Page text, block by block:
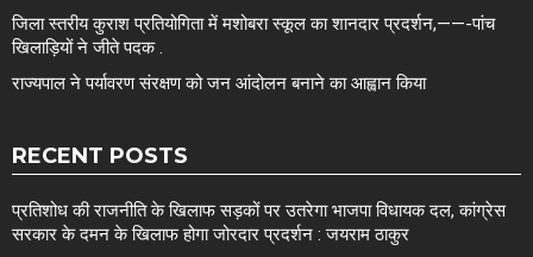
जिला स्तरीय कुराश प्रतियोगिता में मशोबरा स्कूल का शानदार प्रदर्शन,——-पांच
खिलाड़ियों ने जीते पदक .
राज्यपाल ने पर्यावरण संरक्षण को जन आंदोलन बनाने का आह्वान किया
RECENT POSTS
प्रतिशोध की राजनीति के खिलाफ सड़कों पर उतरेगा भाजपा विधायक दल, कांग्रेस
सरकार के दमन के खिलाफ होगा जोरदार प्रदर्शन : जयराम ठाकुर